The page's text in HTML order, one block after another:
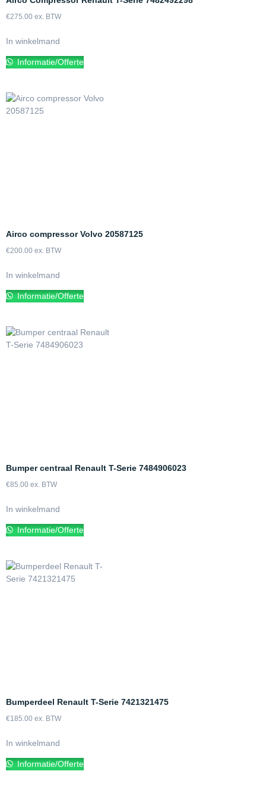
€275.00 ex. BTW
In winkelmand
Informatie/Offerte
Airco compressor Volvo 20587125
€200.00 ex. BTW
In winkelmand
Informatie/Offerte
Bumper centraal Renault T-Serie 7484906023
€85.00 ex. BTW
In winkelmand
Informatie/Offerte
Bumperdeel Renault T-Serie 7421321475
€185.00 ex. BTW
In winkelmand
Informatie/Offerte